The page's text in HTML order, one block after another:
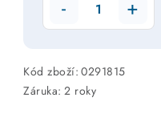
Kód zboží: 0291815
Záruka: 2 roky